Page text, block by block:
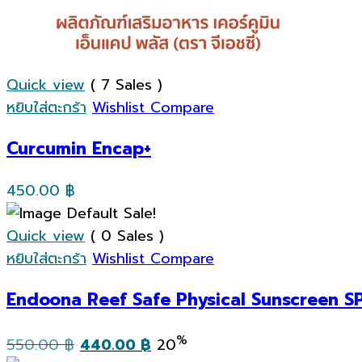
Quick view ( 7 Sales )
หยิบใส่ตะกร้า Wishlist Compare
Curcumin Encap+
450.00 ฿
Sale!
Quick view ( 0 Sales )
หยิบใส่ตะกร้า Wishlist Compare
Endoona Reef Safe Physical Sunscreen
550.00฿ Original
440.00฿ Current
20%